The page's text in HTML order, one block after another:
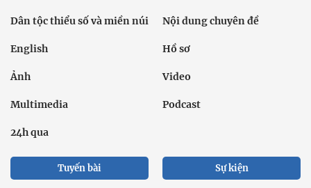
Dân tộc thiểu số và miền núi Nội dung chuyên đề
English Hồ sơ
Ảnh Video
Multimedia Podcast
24h qua
Tuyến bài Sự kiện